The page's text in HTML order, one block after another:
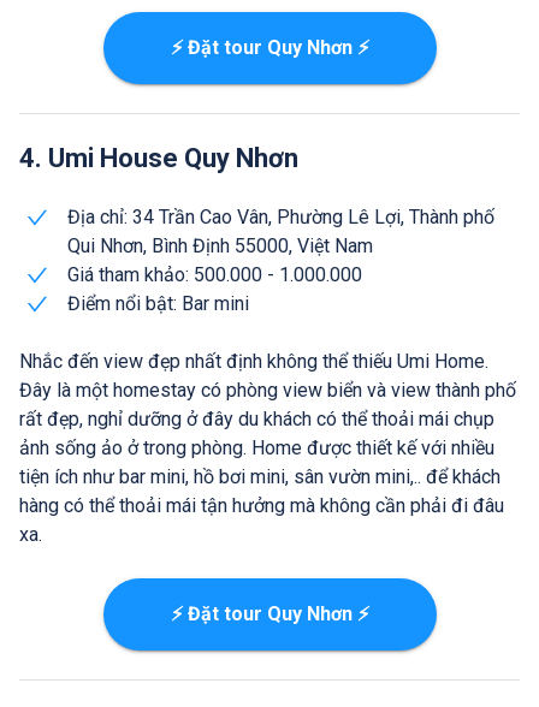
⚡ Đặt tour Quy Nhơn ⚡
4. Umi House Quy Nhơn
Địa chỉ: 34 Trần Cao Vân, Phường Lê Lợi, Thành phố
Qui Nhơn, Bình Định 55000, Việt Nam
Giá tham khảo: 500.000 - 1.000.000
Điểm nổi bật: Bar mini
Nhắc đến view đẹp nhất định không thể thiếu Umi Home.
Đây là một homestay có phòng view biển và view thành phố
rất đẹp, nghỉ dưỡng ở đây du khách có thể thoải mái chụp
ảnh sống ảo ở trong phòng. Home được thiết kế với nhiều
tiện ích như bar mini, hồ bơi mini, sân vườn mini,.. để khách
hàng có thể thoải mái tận hưởng mà không cần phải đi đâu
xa.
⚡ Đặt tour Quy Nhơn ⚡